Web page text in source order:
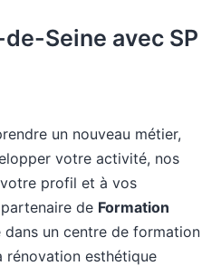
Seine avec SP
un nouveau métier,
votre activité, nos
profil et à vos
de Formation
dans un centre de formation
rénovation esthétique